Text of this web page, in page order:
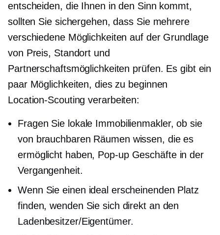
entscheiden, die Ihnen in den Sinn kommt,
sollten Sie sichergehen, dass Sie mehrere
verschiedene Möglichkeiten auf der Grundlage
von Preis, Standort und
Partnerschaftsmöglichkeiten prüfen. Es gibt ein
paar Möglichkeiten, dies zu beginnen
Location-Scouting verarbeiten:
Fragen Sie lokale Immobilienmakler, ob sie
von brauchbaren Räumen wissen, die es
ermöglicht haben, Pop-upGeschäfte in der
Vergangenheit.
Wenn Sie einen ideal erscheinenden Platz
finden, wenden Sie sich direkt an den
Ladenbesitzer/Eigentümer.